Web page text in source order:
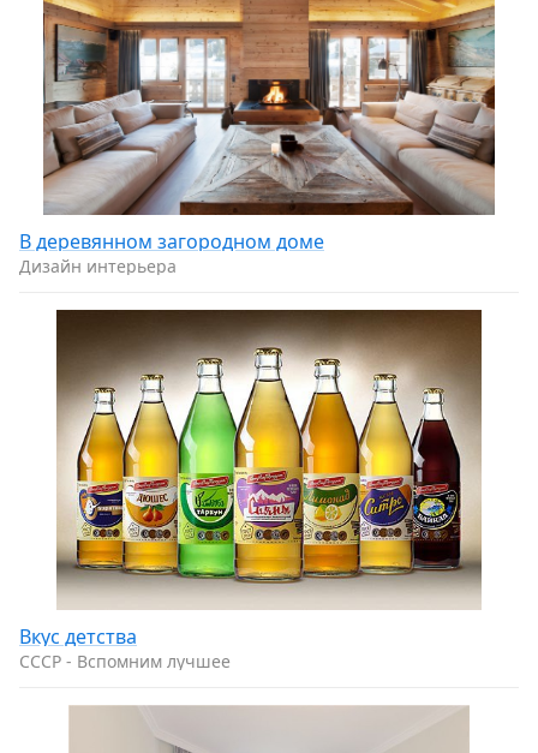
В деревянном загородном доме
Дизайн интерьера
Вкус детства
CCCP - Вспомним лучшее